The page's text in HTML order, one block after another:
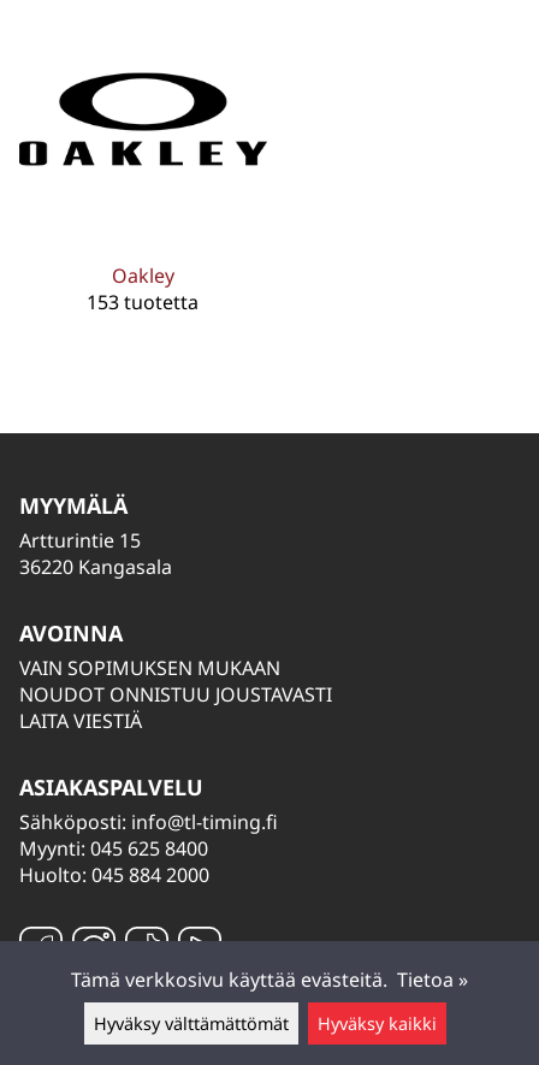
Jätä viesti ▲
Oakley
153 tuotetta
MYYMÄLÄ
Artturintie 15
36220 Kangasala
AVOINNA
VAIN SOPIMUKSEN MUKAAN
NOUDOT ONNISTUU JOUSTAVASTI
LAITA VIESTIÄ
ASIAKASPALVELU
Sähköposti: info@tl-timing.fi
Myynti: 045 625 8400
Huolto: 045 884 2000
Tämä verkkosivu käyttää evästeitä. Tietoa »
Hyväksy välttämättömät Hyväksy kaikki